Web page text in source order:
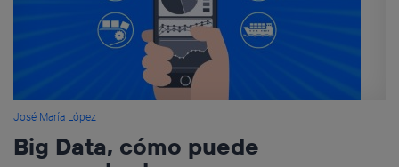
José María López
Big Data, cómo puede